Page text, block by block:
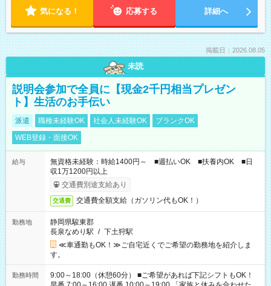
気になる！ 応募する 詳細へ
掲載日：2026.08.05
未読
説明会参加で全員に【現金2千円相当プレゼン
ト】生活のお手伝い
派遣 職種未経験OK 社会人未経験OK
ブランクOK
WEB登録・面接OK
給与
無資格未経験：時給1400円～ ■週払いOK ■扶養内OK ■日
収1万1200円以上
交通費別途支給あり
交通費 交通費全額支給（ガソリン代もOK！）
勤務地
静岡県駿東郡
長泉なめり駅 / 下土狩駅
≪車通勤もOK！≫ご自宅近くでご希望の勤務地を紹介しま
す。
勤務時間
9:00～18:00（休憩60分） ■ご希望があれば下記シフトもOK！